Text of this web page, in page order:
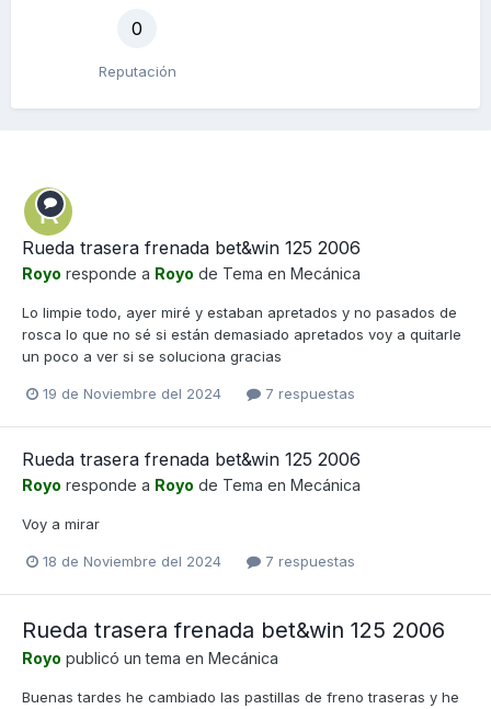
0
Reputación
Rueda trasera frenada bet&win 125 2006
Royo responde a Royo de Tema en Mecánica
Lo limpie todo, ayer miré y estaban apretados y no pasados de
rosca lo que no sé si están demasiado apretados voy a quitarle
un poco a ver si se soluciona gracias
19 de Noviembre del 2024 7 respuestas
Rueda trasera frenada bet&win 125 2006
Royo responde a Royo de Tema en Mecánica
Voy a mirar
18 de Noviembre del 2024 7 respuestas
Rueda trasera frenada bet&win 125 2006
Royo publicó un tema en Mecánica
Buenas tardes he cambiado las pastillas de freno traseras y he